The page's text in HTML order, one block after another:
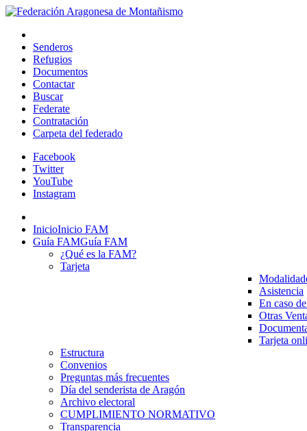
Senderos
Refugios
Documentos
Contactar
Buscar
Federate
Contratación
Carpeta del federado
Facebook
Twitter
YouTube
Instagram
InicioInicio FAM
Guía FAMGuía FAM
¿Qué es la FAM?
Tarjeta
Asistencia
En caso
Otras
Tarjeta
Estructura
Convenios
Preguntas más frecuentes
Día del senderista de Aragón
Archivo electoral
CUMPLIMIENTO NORMATIVO
Transparencia